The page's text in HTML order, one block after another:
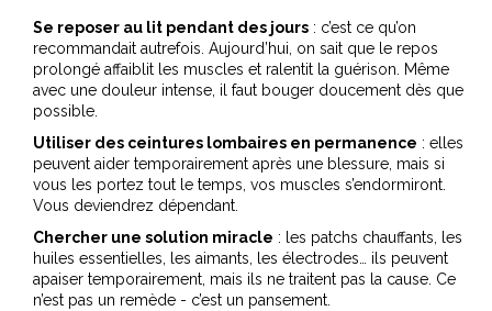
Se reposer au lit pendant des jours : c’est ce qu’on
recommandait autrefois. Aujourd’hui, on sait que le repos
prolongé affaiblit les muscles et ralentit la guérison. Même
avec une douleur intense, il faut bouger doucement dès que
possible.
Utiliser des ceintures lombaires en permanence : elles
peuvent aider temporairement après une blessure, mais si
vous les portez tout le temps, vos muscles s’endormiront.
Vous deviendrez dépendant.
Chercher une solution miracle : les patchs chauffants, les
huiles essentielles, les aimants, les électrodes… ils peuvent
apaiser temporairement, mais ils ne traitent pas la cause. Ce
n’est pas un remède - c’est un pansement.